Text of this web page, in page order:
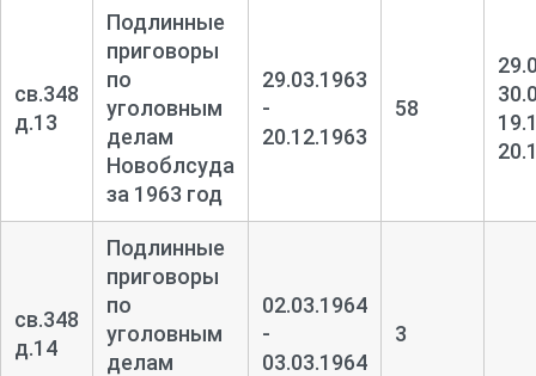
св.348
д.13
Подлинные
приговоры
по
уголовным
делам
Новоблсуда
за 1963 год
29.03.1963
-
20.12.1963
58
св.348
д.14
Подлинные
приговоры
по
уголовным
делам
02.03.1964
-
03.03.1964
3